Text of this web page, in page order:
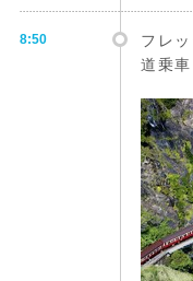
8:50
フレ
道乗車